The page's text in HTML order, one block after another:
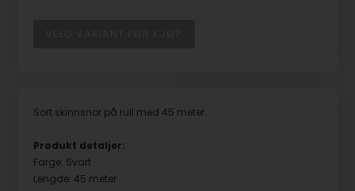
Sort skinnsnor på rull med 45 meter.
Produkt detaljer:
Farge: Svart
Lengde: 45 meter